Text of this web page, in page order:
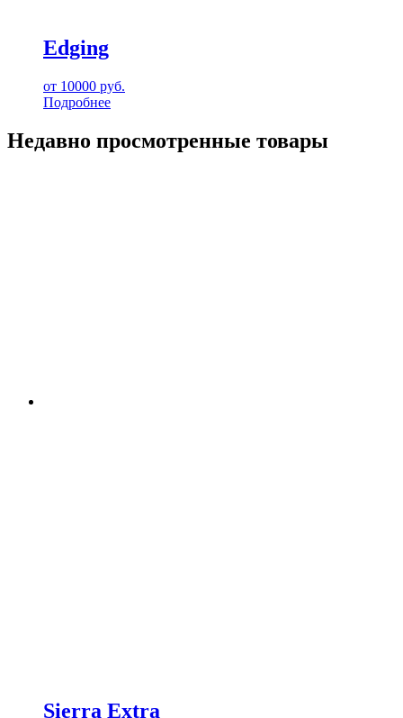
Edging
от 10000 руб.
Подробнее
Недавно просмотренные товары
Sierra Extra